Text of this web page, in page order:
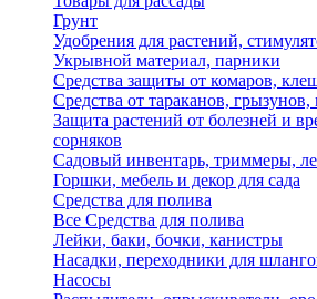
Грунт
Удобрения для растений,
Укрывной материал, парники
Средства защиты от комаров,
Средства от тараканов,
Защита растений от болезней и
сорняков
Садовый инвентарь, триммеры,
Горшки, мебель и декор для сада
Средства для полива
Все Средства для полива
Лейки, баки, бочки, канистры
Насадки, переходники для
Насосы